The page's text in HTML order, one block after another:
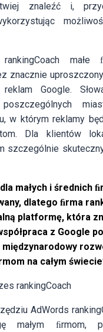
znaleźć i,
małe
znacznie
Google.
w którym reklamy
Dla klientów
szczególnie
małych i średnich
dlatego ﬁrma
platformę, która
z Google
międzynarodowy
na całym
rankingCoach
AdWords
małym ﬁrmom,